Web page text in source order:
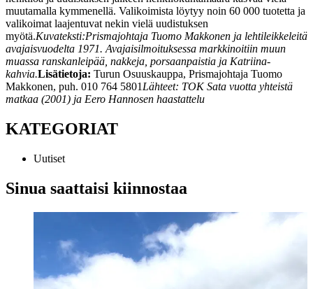
muutamalla kymmenellä. Valikoimista löytyy noin 60 000 tuotetta ja
valikoimat laajentuvat nekin vielä uudistuksen
myötä.Kuvateksti:Prismajohtaja Tuomo Makkonen ja lehtileikkeleitä
avajaisvuodelta 1971. Avajaisilmoituksessa markkinoitiin muun
muassa ranskanleipää, nakkeja, porsaanpaistia ja Katriina-
kahvia.Lisätietoja: Turun Osuuskauppa, Prismajohtaja Tuomo
Makkonen, puh. 010 764 5801 Lähteet: TOK Sata vuotta yhteistä
matkaa (2001) ja Eero Hannosen haastattelu
KATEGORIAT
Uutiset
Sinua saattaisi kiinnostaa